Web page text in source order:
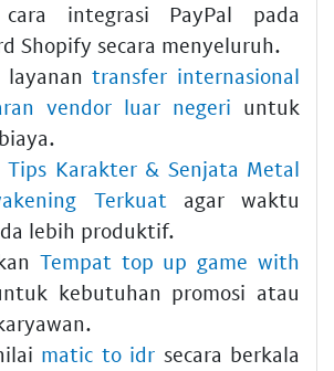
cara integrasi PayPal pada
Shopify secara menyeluruh.
layanantransfer internasional
vendor luar negeri untuk
Tips Karakter & Senjata Metal
Terkuat agar waktu
lebih produktif.
Tempat top up game with
kebutuhan promosi atau
matic to idr secara berkala